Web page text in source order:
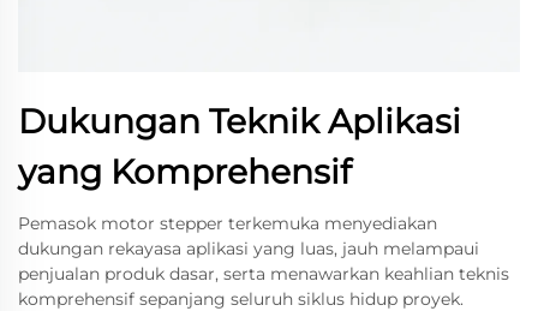
Dukungan Teknik Aplikasi
yang Komprehensif
Pemasok motor stepper terkemuka menyediakan
dukungan rekayasa aplikasi yang luas, jauh melampaui
penjualan produk dasar, serta menawarkan keahlian teknis
komprehensif sepanjang seluruh siklus hidup proyek.